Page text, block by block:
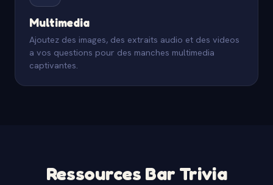
Multimedia
Ajoutez des images, des extraits audio et des videos
a vos questions pour des manches multimedia
captivantes.
Ressources Bar Trivia